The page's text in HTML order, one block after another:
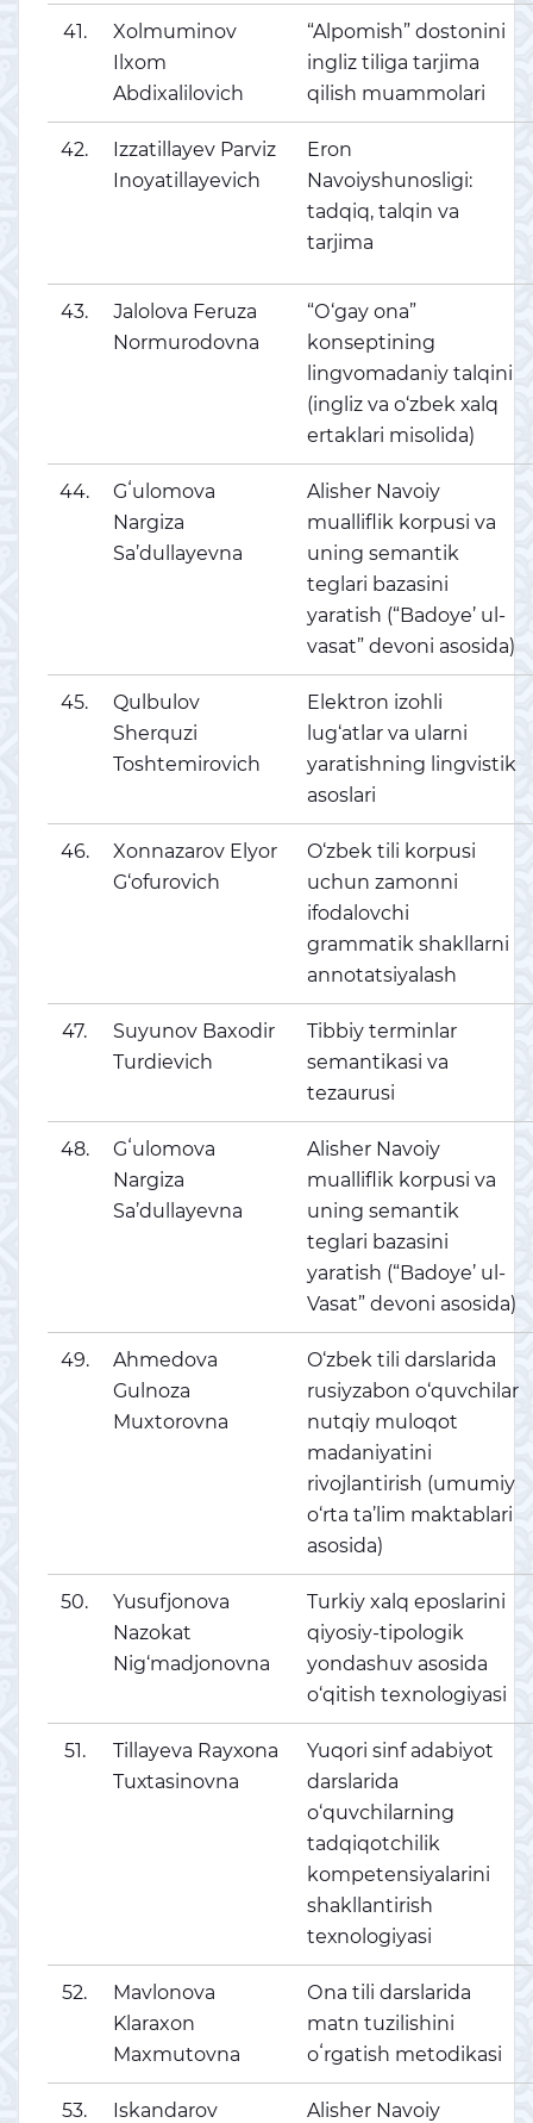
41.
Xolmuminov
Ilxom
Abdixalilovich
“Alpomish” dostonini
ingliz tiliga tarjima
qilish muammolari
42.
Izzatillayev Parviz
Inoyatillayevich
Eron
Navoiyshunosligi:
tadqiq, talqin va
tarjima
43.
Јаlоlоvа Fеruzа
Nоrmurоdоvnа
“О‘gаy оnа”
kоnѕерtining
lingvоmаdаniy tаlqini
(ingliz vа о‘zbеk хаlq
еrtаklаri miѕоlidа)
44.
Gʻulomova
Nargiza
Sa’dullayevna
Alisher Navoiy
mualliflik korpusi va
uning semantik
teglari bazasini
yaratish (“Badoye’ ul-
vasat” devoni asosida)
45.
Qulbulov
Sherquzi
Toshtemirovich
Elektron izohli
lug‘atlar va ularni
yaratishning lingvistik
asoslari
46.
Xonnazarov Elyor
G‘ofurovich
O‘zbek tili korpusi
uchun zamonni
ifodalovchi
grammatik shakllarni
annotatsiyalash
47.
Suyunov Baxodir
Turdievich
Tibbiy terminlar
semantikasi va
tezaurusi
48.
Gʻulomova
Nargiza
Sa’dullayevna
Alisher Navoiy
mualliflik korpusi va
uning semantik
teglari bazasini
yaratish (“Badoye’ ul-
Vasat” devoni asosida)
49.
Ahmedova
Gulnoza
Muxtorovna
O‘zbek tili darslarida
rusiyzabon o‘quvchilar
nutqiy muloqot
madaniyatini
rivojlantirish (umumiy
o‘rta ta’lim maktablari
asosida)
50.
Yusufjonova
Nazokat
Nig‘madjonovna
Turkiy xalq eposlarini
qiyosiy-tipologik
yondashuv asosida
o‘qitish texnologiyasi
51.
Tillаyеvа Rаyхоnа
Tuхtаsinоvnа
Yuqori sinf adаbiyot
darslarida
о‘quvсhilаrning
tаdqiqоtсhilik
kоmреtеnsiyаlаrini
shаkllаntirish
tехnоlоgiyаsi
52.
Mаvlоnоvа
Klаrаxоn
Mаxmutоvnа
Оnа tili dаrslаridа
mаtn tuzilishini
оʻrgаtish metоdikаsi
53.
Iskandarov
Alisher Navoiy